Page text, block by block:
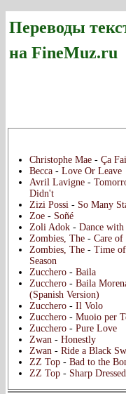
Переводы
на FineMuz.ru
Christophe Mae - Ça
Becca - Love Or Leave
Avril Lavigne -
Didn't
Zizi Possi - So Many
Zoe - Soñé
Zoli Adok - Dance
Zombies, The - Care of
Zombies, The - Time
Season
Zucchero - Baila
Zucchero - Baila
(Spanish Version)
Zucchero - Il Volo
Zucchero - Muoio per
Zucchero - Pure Love
Zwan - Honestly
Zwan - Ride a Black
ZZ Top - Bad to the
ZZ Top - Sharp